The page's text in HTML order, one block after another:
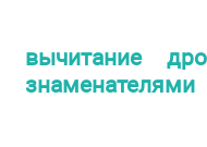
вычитание
знаменателями